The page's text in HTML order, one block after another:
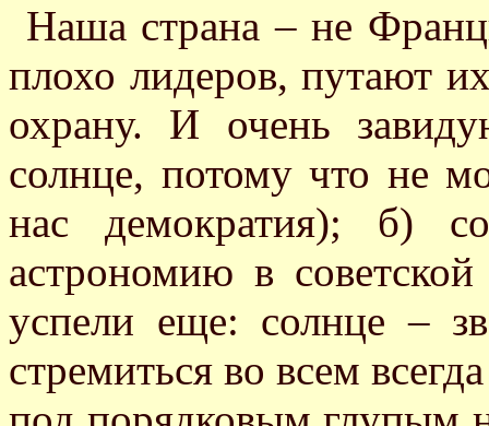
Наша страна – не
плохо лидеров, путают
охрану. И очень
солнце, потому что не
нас демократия); б)
астрономию в
успели еще: солнце –
стремиться во всем